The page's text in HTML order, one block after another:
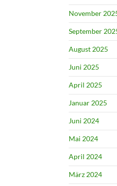
November
September
August 2025
Juni 2025
April 2025
Januar 2025
Juni 2024
Mai 2024
April 2024
März 2024